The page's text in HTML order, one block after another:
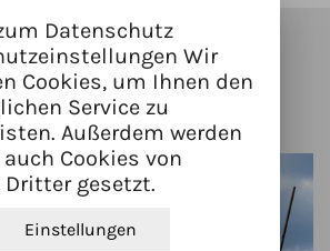
in der Nähe
Datenschutz
Wir
Cookies, um Ihnen den
Service zu
Außerdem werden
Cookies von
Dritter gesetzt.
Einstellungen